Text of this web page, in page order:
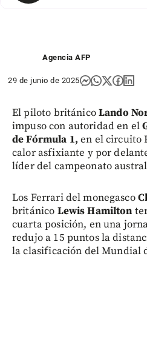
Agencia AFP
29 de junio de 2025
El piloto británicoLando
impuso con autoridad en el
de Fórmula 1, en el circuito
calor asfixiante y por
líder del campeonato
Los Ferrari del monegasco
británico Lewis Hamilton
cuarta posición, en una
redujo a 15 puntos la
la clasificación del Mundial